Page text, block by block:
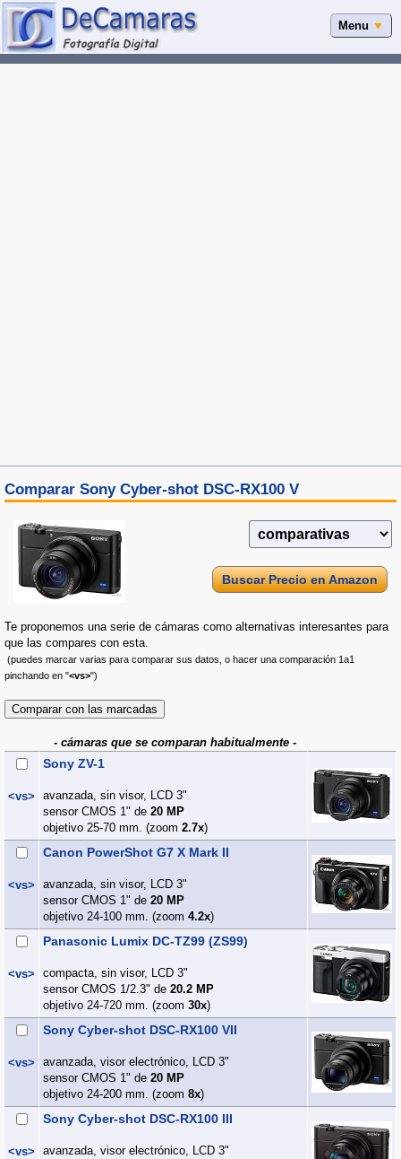
Menu ▼
Comparar Sony Cyber-shot DSC-RX100 V
Buscar Precio en Amazon
Te proponemos una serie de cámaras como alternativas interesantes para
que las compares con esta.
(puedes marcar varias para comparar sus datos, o hacer una comparación 1a1
pinchando en "<vs>")
- cámaras que se comparan habitualmente -
<vs>
Sony ZV-1
avanzada, sin visor, LCD 3"
sensor CMOS 1" de 20 MP
objetivo 25-70 mm. (zoom 2.7x)
<vs>
Canon PowerShot G7 X Mark II
avanzada, sin visor, LCD 3"
sensor CMOS 1" de 20 MP
objetivo 24-100 mm. (zoom 4.2x)
<vs>
Panasonic Lumix DC-TZ99 (ZS99)
compacta, sin visor, LCD 3"
sensor CMOS 1/2.3" de 20.2 MP
objetivo 24-720 mm. (zoom 30x)
<vs>
Sony Cyber-shot DSC-RX100 VII
avanzada, visor electrónico, LCD 3"
sensor CMOS 1" de 20 MP
objetivo 24-200 mm. (zoom 8x)
<vs>
Sony Cyber-shot DSC-RX100 III
avanzada, visor electrónico, LCD 3"